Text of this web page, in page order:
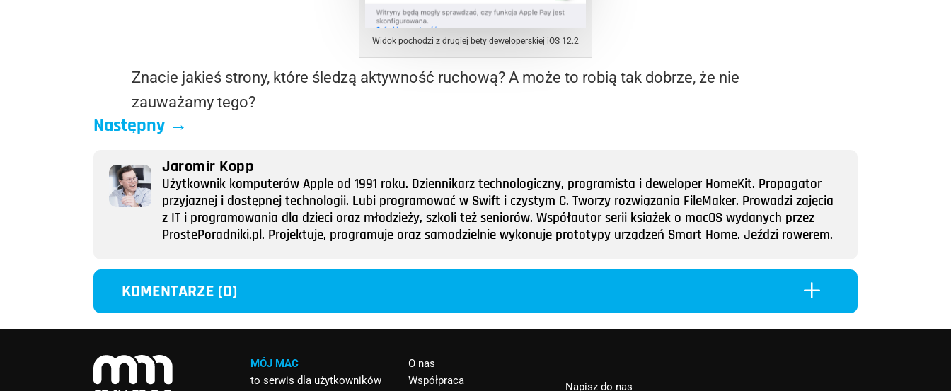
Widok pochodzi z drugiej bety deweloperskiej iOS 12.2
Znacie jakieś strony, które śledzą aktywność ruchową? A może to robią tak dobrze, że nie
zauważamy tego?
Następny →
Jaromir Kopp
Użytkownik komputerów Apple od 1991 roku. Dziennikarz technologiczny, programista i deweloper HomeKit. Propagator
przyjaznej i dostępnej technologii. Lubi programować w Swift i czystym C. Tworzy rozwiązania FileMaker. Prowadzi zajęcia
z IT i programowania dla dzieci oraz młodzieży, szkoli też seniorów. Współautor serii książek o macOS wydanych przez
ProstePoradniki.pl. Projektuje, programuje oraz samodzielnie wykonuje prototypy urządzeń Smart Home. Jeździ rowerem.
KOMENTARZE (0) L
MÓJ MAC
to serwis dla użytkowników
O nas
Współpraca
Napisz do nas